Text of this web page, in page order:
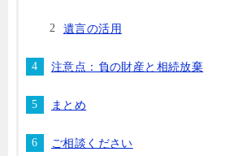
遺言の活用
注意点：負の財産と相続放棄
まとめ
ご相談ください